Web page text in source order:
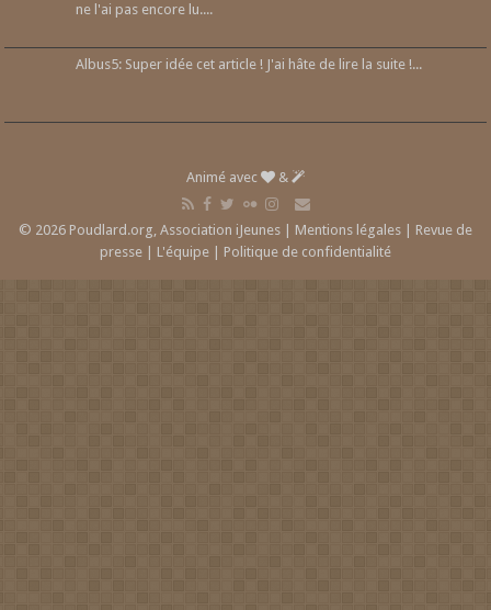
ne l'ai pas encore lu....
Albus5: Super idée cet article ! J'ai hâte de lire la suite !...
Animé avec &
© 2026 Poudlard.org, Association iJeunes | Mentions légales
Revue de
presse
L'équipe Politique de confidentialité